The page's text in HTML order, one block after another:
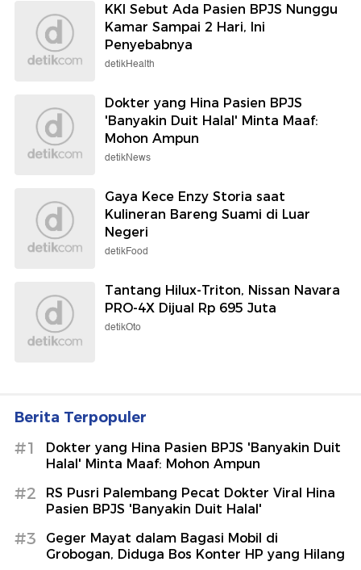
KKI Sebut Ada Pasien BPJS Nunggu
Kamar Sampai 2 Hari, Ini
Penyebabnya
detikHealth
Dokter yang Hina Pasien BPJS
'Banyakin Duit Halal' Minta Maaf:
Mohon Ampun
detikNews
Gaya Kece Enzy Storia saat
Kulineran Bareng Suami di Luar
Negeri
detikFood
Tantang Hilux-Triton, Nissan Navara
PRO-4X Dijual Rp 695 Juta
detikOto
Berita Terpopuler
#1
Dokter yang Hina Pasien BPJS 'Banyakin Duit
Halal' Minta Maaf: Mohon Ampun
#2
RS Pusri Palembang Pecat Dokter Viral Hina
Pasien BPJS 'Banyakin Duit Halal'
#3
Geger Mayat dalam Bagasi Mobil di
Grobogan, Diduga Bos Konter HP yang Hilang